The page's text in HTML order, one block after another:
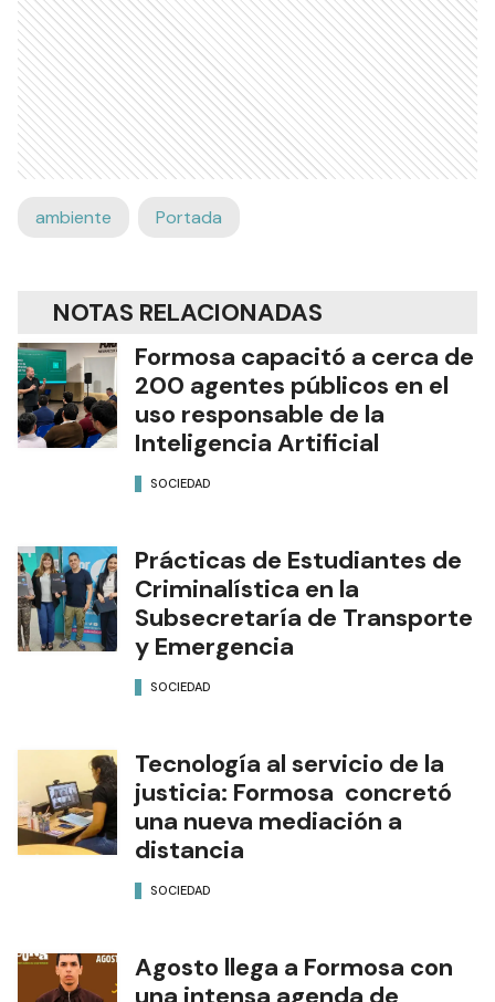
ambiente Portada
NOTAS RELACIONADAS
Formosa capacitó a cerca de
200 agentes públicos en el
uso responsable de la
Inteligencia Artificial
SOCIEDAD
Prácticas de Estudiantes de
Criminalística en la
Subsecretaría de Transporte
y Emergencia
SOCIEDAD
Tecnología al servicio de la
justicia: Formosa concretó
una nueva mediación a
distancia
SOCIEDAD
Agosto llega a Formosa con